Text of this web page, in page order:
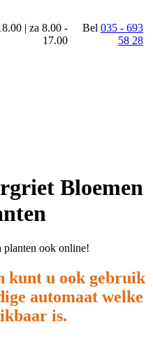
| za 8.00 -
17.00
Bel 035 - 693
58 28
Bloemen
planten ook online!
kunt u ook gebruik
automaat welke
is.